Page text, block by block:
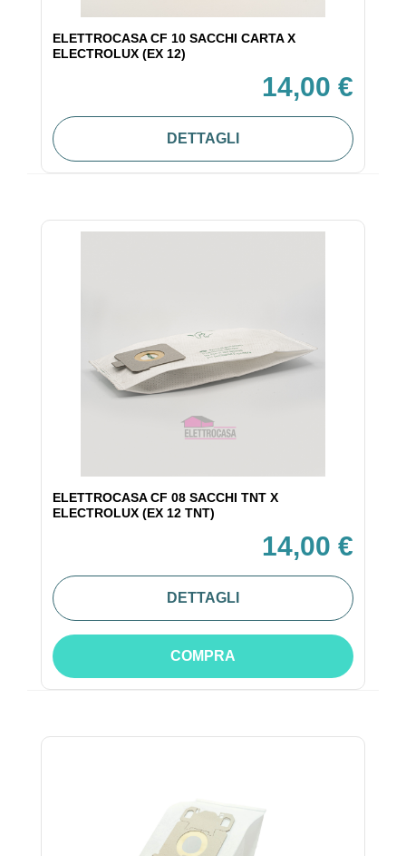
ELETTROCASA CF 10 SACCHI CARTA X
ELECTROLUX (EX 12)
14,00 €
DETTAGLI
ELETTROCASA CF 08 SACCHI TNT X
ELECTROLUX (EX 12 TNT)
14,00 €
DETTAGLI
COMPRA